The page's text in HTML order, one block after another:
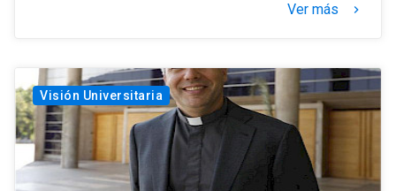
Ver más keyboard_arrow_right
Visión Universitaria